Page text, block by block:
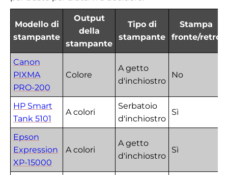
Modello di
stampante
Output
della
stampante
Tipo di
stampante
Stampa
fronte/retro
Canon
PIXMA
PRO-200
Colore
A getto
d'inchiostro
No
HP Smart
Tank 5101
A colori
Serbatoio
d'inchiostro
Sì
Epson
Expression
XP-15000
A colori
A getto
d'inchiostro
Sì